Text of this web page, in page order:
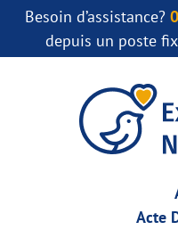
Besoin d’assistance?
depuis un poste
Acte